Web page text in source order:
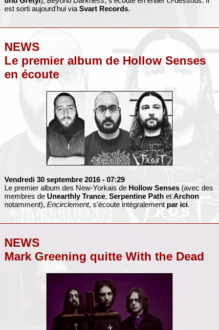
est sorti aujourd'hui via Svart Records.
NEWS
Le premier album de Hollow Senses
en écoute
Vendredi 30 septembre 2016 - 07:29
Le premier album des New-Yorkais de Hollow Senses(avec des
membres de Unearthly Trance, Serpentine Pathet Archon
notamment), Encirclement, s'écoute intégralement par ici.
NEWS
Mark Greening quitte With the Dead